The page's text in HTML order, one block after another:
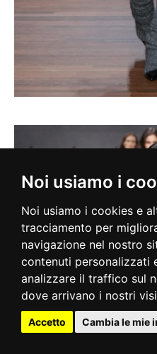
Noi usiamo i
Noi usiamo i cookies e
tracciamento per
navigazione nel nostro
contenuti personalizzati
analizzare il traffico sul
dove arrivano i nostri
Accetto Cambia le mie